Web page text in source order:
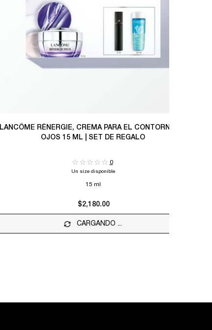
LANCÔME RÉNERGIE, CREMA PARA EL CONTORNO DE
OJOS 15 ML | SET DE REGALO
0
Un size disponible
15 ml
$2,180.00
CARGANDO ...